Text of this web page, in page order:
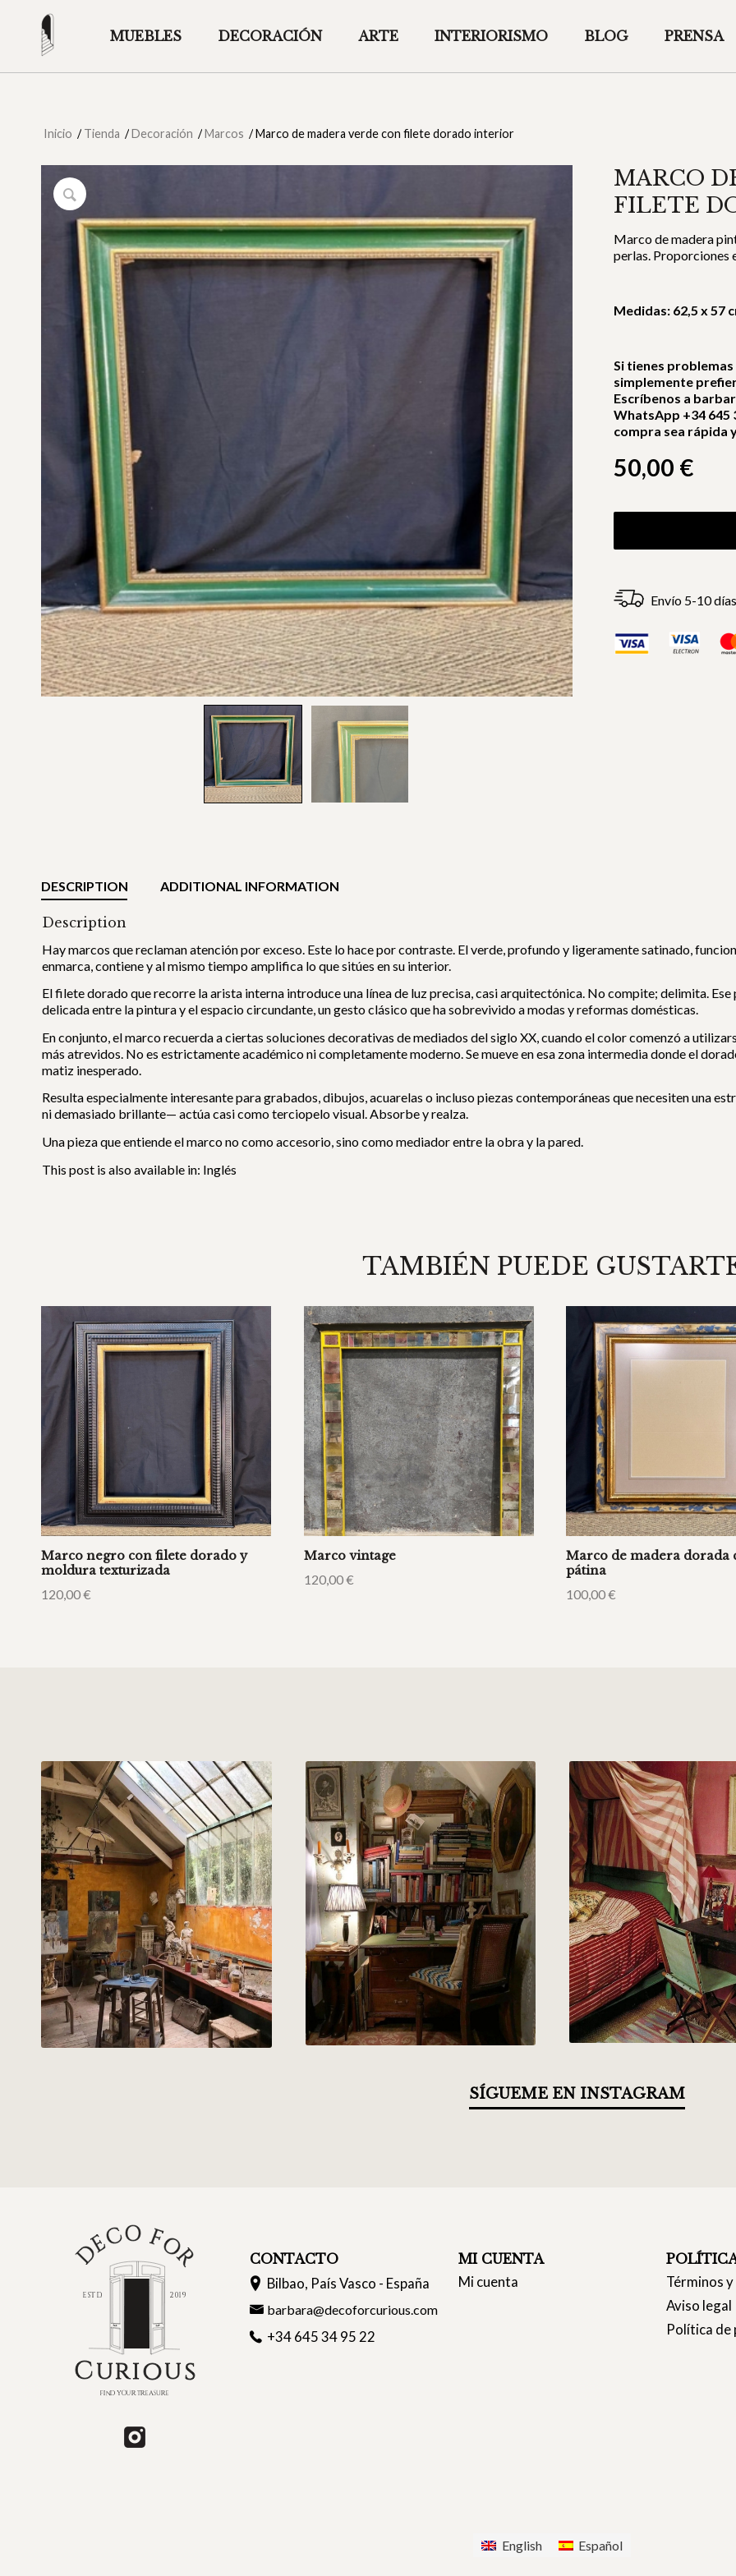
MUEBLES DECORACIÓN ARTE INTERIORISMO BLOG PRENSA
Inicio / Tienda /Decoración /Marcos /Marco de madera verde con filete dorado interior
MARCO
FILETE
Marco de madera
perlas.
Medidas: 62,5 x 57
Si tienes
simplemente
Escríbenos a
WhatsApp +34 645
compra sea rápida
50,00 €
Envío 5-10 días
DESCRIPTION ADDITIONAL INFORMATION
Description
Hay marcos que reclaman atención por exceso. Este lo hace por contraste. El verde, profundo y ligeramente satinado,
enmarca, contiene y al mismo tiempo amplifica lo que sitúes en su interior.
El filete dorado que recorre la arista interna introduce una línea de luz precisa, casi arquitectónica. No compite; delimita.
delicada entre la pintura y el espacio circundante, un gesto clásico que ha sobrevivido a modas y reformas domésticas.
En conjunto, el marco recuerda a ciertas soluciones decorativas de mediados del siglo XX, cuando el color comenzó a
más atrevidos. No es estrictamente académico ni completamente moderno. Se mueve en esa zona intermedia donde el
matiz inesperado.
Resulta especialmente interesante para grabados, dibujos, acuarelas o incluso piezas contemporáneas que necesiten una
ni demasiado brillante— actúa casi como terciopelo visual. Absorbe y realza.
Una pieza que entiende el marco no como accesorio, sino como mediador entre la obra y la pared.
This post is also available in: Inglés
TAMBIÉN PUEDE
Marco negro con filete dorado y
moldura texturizada
120,00€
Marco vintage
120,00€
Marco de madera dorada
pátina
100,00€
SÍGUEME EN INSTAGRAM
CONTACTO
Bilbao, País Vasco - España
barbara@decoforcurious.com
+34 645 34 95 22
MI CUENTA
Mi cuenta
Términos
Aviso legal
Política de
English Español